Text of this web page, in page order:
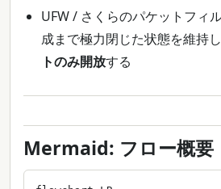
UFW / さくらのパケットフィ
成まで極力閉じた状態を維持
トのみ開放する
Mermaid: フロー概要